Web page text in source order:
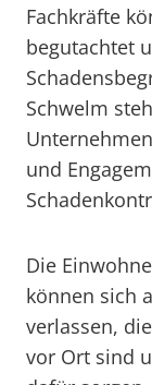
Fachkräfte
begutachtet
Schwelm
und
Die
können sich
verlassen,
vor Ort sind